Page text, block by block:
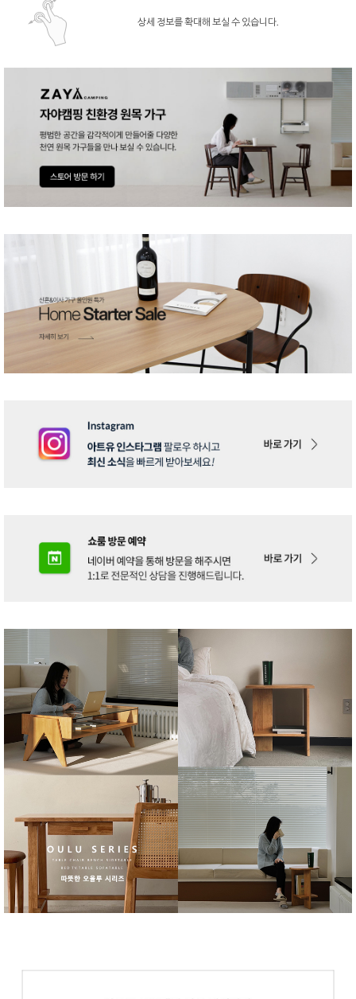
상세 정보를 확대해 보실 수 있습니다.